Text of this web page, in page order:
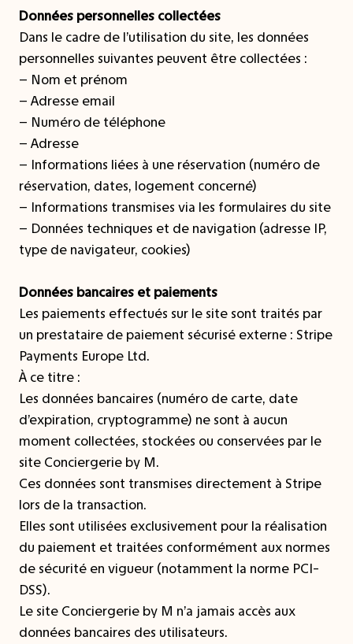
Données personnelles collectées
Dans le cadre de l’utilisation du site, les données
personnelles suivantes peuvent être collectées :
– Nom et prénom
– Adresse email
– Numéro de téléphone
– Adresse
– Informations liées à une réservation (numéro de
réservation, dates, logement concerné)
– Informations transmises via les formulaires du site
– Données techniques et de navigation (adresse IP,
type de navigateur, cookies)
Données bancaires et paiements
Les paiements effectués sur le site sont traités par
un prestataire de paiement sécurisé externe : Stripe
Payments Europe Ltd.
À ce titre :
Les données bancaires (numéro de carte, date
d’expiration, cryptogramme) ne sont à aucun
moment collectées, stockées ou conservées par le
site Conciergerie by M.
Ces données sont transmises directement à Stripe
lors de la transaction.
Elles sont utilisées exclusivement pour la réalisation
du paiement et traitées conformément aux normes
de sécurité en vigueur (notamment la norme PCI-
DSS).
Le site Conciergerie by M n’a jamais accès aux
données bancaires des utilisateurs.